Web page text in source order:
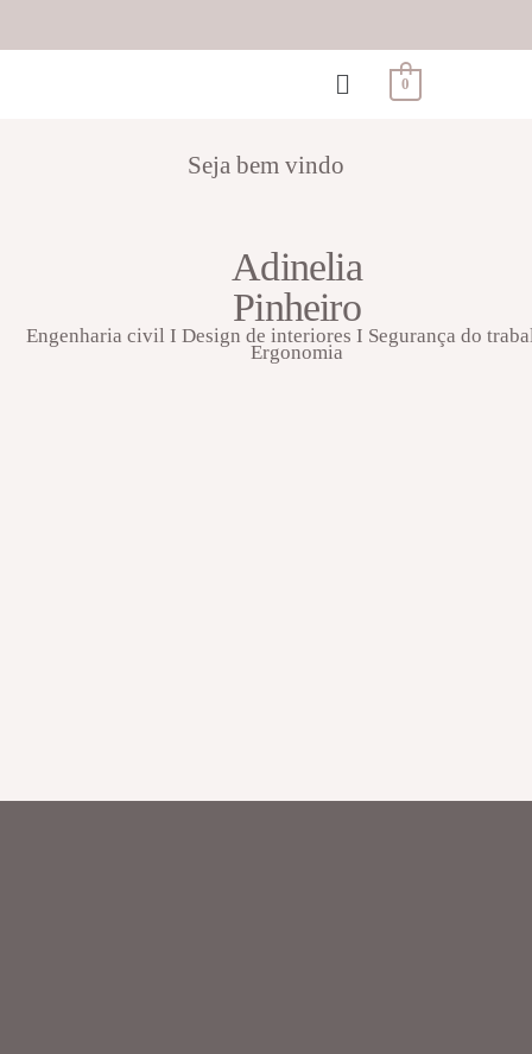
0
Seja bem vindo
Adinelia
Pinheiro
Engenharia civil I Design de interiores I Segurança do
Ergonomia